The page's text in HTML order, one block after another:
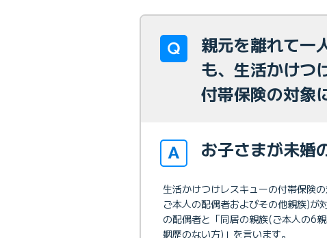
親元を離れて一
も、生活かけつ
付帯保険の対象
お子さまが未婚
生活かけつけレスキューの付帯保険
ご本人の配偶者およびその他親族)が
の配偶者と「同居の親族(ご本人の6
姻歴のない方)」を言います。